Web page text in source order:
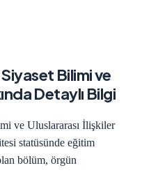
Siyaset Bilimi ve
Detaylı Bilgi
ve Uluslararası İlişkiler
statüsünde eğitim
bölüm, örgün